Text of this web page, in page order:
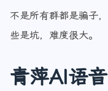
不是所有群都是骗子
些是坑，难度很大。
青萍AI语